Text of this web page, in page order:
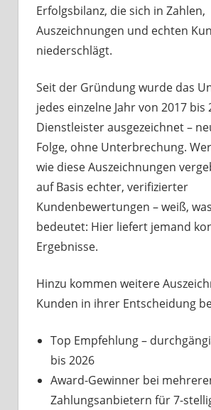
Erfolgsbilanz, die sich in Zahlen,
Auszeichnungen und echten
niederschlägt.
Seit der Gründung wurde das
jedes einzelne Jahr von 2017 bis
Dienstleister ausgezeichnet –
Folge, ohne Unterbrechung.
wie diese Auszeichnungen
auf Basis echter, verifizierter
Kundenbewertungen – weiß,
bedeutet: Hier liefert jemand
Ergebnisse.
Hinzu kommen weitere
Kunden in ihrer Entscheidung
Top Empfehlung –
bis 2026
Award-Gewinner bei
Zahlungsanbietern für 7-